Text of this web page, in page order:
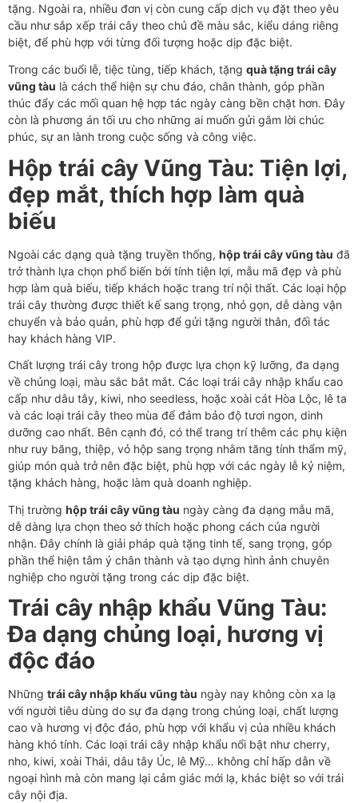
tặng. Ngoài ra, nhiều đơn vị còn cung cấp dịch vụ đặt theo yêu
cầu như sắp xếp trái cây theo chủ đề màu sắc, kiểu dáng riêng
biệt, để phù hợp với từng đối tượng hoặc dịp đặc biệt.
Trong các buổi lễ, tiệc tùng, tiếp khách, tặng quà tặng trái cây
vũng tàu là cách thể hiện sự chu đáo, chân thành, góp phần
thúc đẩy các mối quan hệ hợp tác ngày càng bền chặt hơn. Đây
còn là phương án tối ưu cho những ai muốn gửi gắm lời chúc
phúc, sự an lành trong cuộc sống và công việc.
Hộp trái cây Vũng Tàu: Tiện lợi,
đẹp mắt, thích hợp làm quà
biếu
Ngoài các dạng quà tặng truyền thống, hộp trái cây vũng tàu đã
trở thành lựa chọn phổ biến bởi tính tiện lợi, mẫu mã đẹp và phù
hợp làm quà biếu, tiếp khách hoặc trang trí nội thất. Các loại hộp
trái cây thường được thiết kế sang trọng, nhỏ gọn, dễ dàng vận
chuyển và bảo quản, phù hợp để gửi tặng người thân, đối tác
hay khách hàng VIP.
Chất lượng trái cây trong hộp được lựa chọn kỹ lưỡng, đa dạng
về chủng loại, màu sắc bắt mắt. Các loại trái cây nhập khẩu cao
cấp như dâu tây, kiwi, nho seedless, hoặc xoài cát Hòa Lộc, lê ta
và các loại trái cây theo mùa để đảm bảo độ tươi ngon, dinh
dưỡng cao nhất. Bên cạnh đó, có thể trang trí thêm các phụ kiện
như ruy băng, thiệp, vỏ hộp sang trọng nhằm tăng tính thẩm mỹ,
giúp món quà trở nên đặc biệt, phù hợp với các ngày lễ kỷ niệm,
tặng khách hàng, hoặc làm quà doanh nghiệp.
Thị trường hộp trái cây vũng tàu ngày càng đa dạng mẫu mã,
dễ dàng lựa chọn theo sở thích hoặc phong cách của người
nhận. Đây chính là giải pháp quà tặng tinh tế, sang trọng, góp
phần thể hiện tâm ý chân thành và tạo dựng hình ảnh chuyên
nghiệp cho người tặng trong các dịp đặc biệt.
Trái cây nhập khẩu Vũng Tàu:
Đa dạng chủng loại, hương vị
độc đáo
Những trái cây nhập khẩu vũng tàu ngày nay không còn xa lạ
với người tiêu dùng do sự đa dạng trong chủng loại, chất lượng
cao và hương vị độc đáo, phù hợp với khẩu vị của nhiều khách
hàng khó tính. Các loại trái cây nhập khẩu nổi bật như cherry,
nho, kiwi, xoài Thái, dâu tây Úc, lê Mỹ… không chỉ hấp dẫn về
ngoại hình mà còn mang lại cảm giác mới lạ, khác biệt so với trái
cây nội địa.